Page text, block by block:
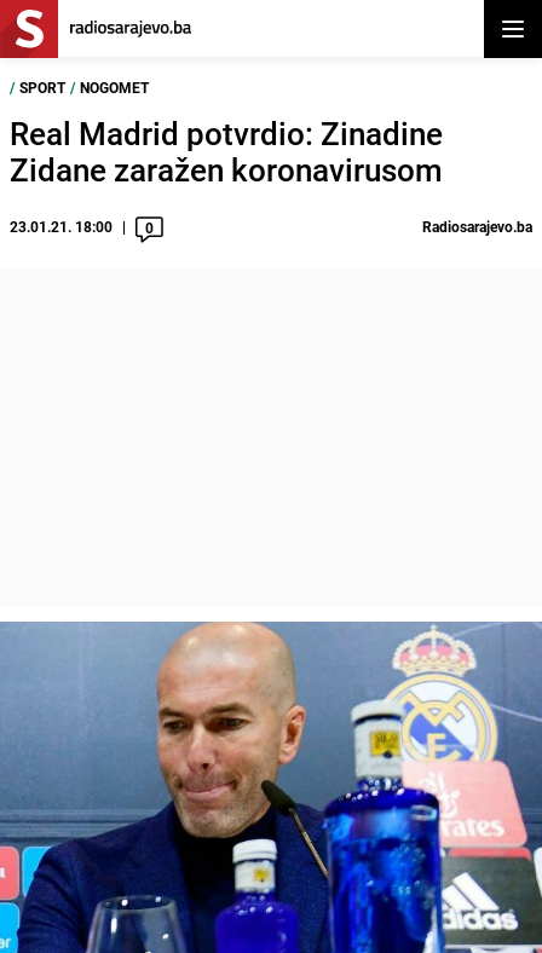
/ SPORT / NOGOMET
Real Madrid potvrdio: Zinadine
Zidane zaražen koronavirusom
23.01.21. 18:00 0 Radiosarajevo.ba